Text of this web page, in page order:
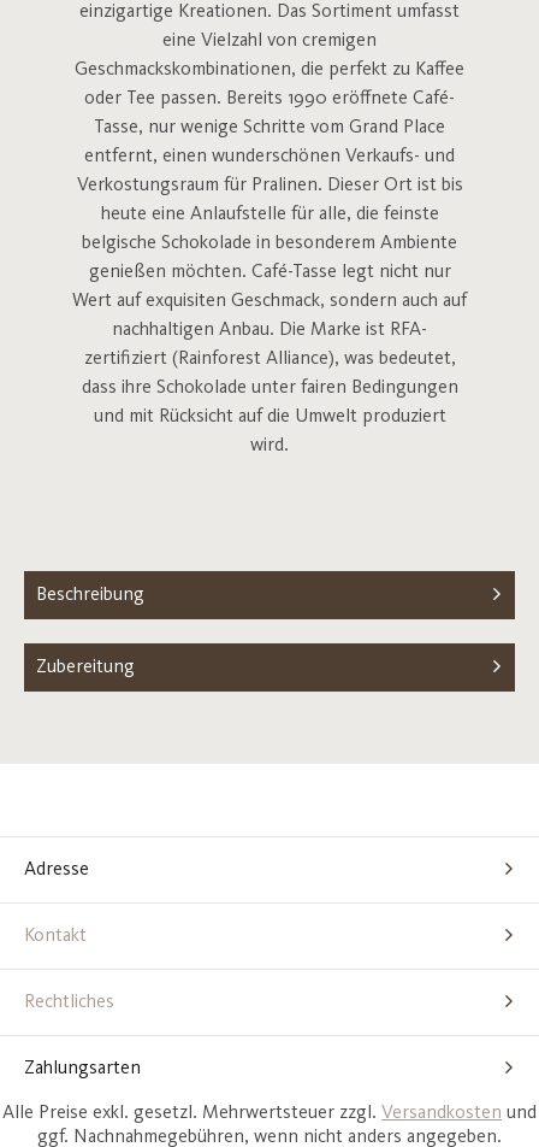
einzigartige Kreationen. Das Sortiment umfasst
eine Vielzahl von cremigen
Geschmackskombinationen, die perfekt zu Kaffee
oder Tee passen. Bereits 1990 eröffnete Café-
Tasse, nur wenige Schritte vom Grand Place
entfernt, einen wunderschönen Verkaufs- und
Verkostungsraum für Pralinen. Dieser Ort ist bis
heute eine Anlaufstelle für alle, die feinste
belgische Schokolade in besonderem Ambiente
genießen möchten. Café-Tasse legt nicht nur
Wert auf exquisiten Geschmack, sondern auch auf
nachhaltigen Anbau. Die Marke ist RFA-
zertifiziert (Rainforest Alliance), was bedeutet,
dass ihre Schokolade unter fairen Bedingungen
und mit Rücksicht auf die Umwelt produziert
wird.
Beschreibung
Zubereitung
Adresse
Kontakt
Rechtliches
Zahlungsarten
Alle Preise exkl. gesetzl. Mehrwertsteuer zzgl. Versandkosten und
ggf. Nachnahmegebühren, wenn nicht anders angegeben.